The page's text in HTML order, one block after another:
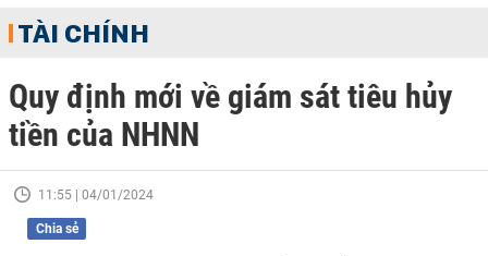
TÀI CHÍNH
Quy định mới về giám sát tiêu hủy
tiền của NHNN
11:55 | 04/01/2024
Chia sẻ